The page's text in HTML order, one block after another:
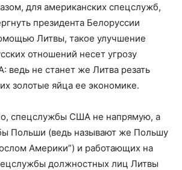
для американских спецслужб,
президента Белоруссии
Литвы, такое улучшение
отношений несет угрозу
ведь не станет же Литва резать
золотые яйца ее экономике.
спецслужбы США не напрямую, а
Польши (ведь называют же Польшу
Америки”) и работающих на
должностных лиц Литвы